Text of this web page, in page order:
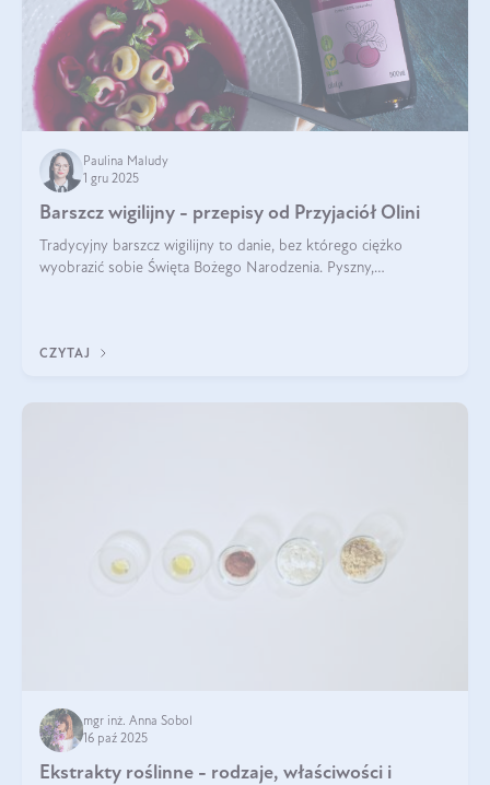
Paulina Maludy
1 gru 2025
Barszcz wigilijny - przepisy od Przyjaciół Olini
Tradycyjny barszcz wigilijny to danie, bez którego ciężko
wyobrazić sobie Święta Bożego Narodzenia. Pyszny,
CZYTAJ
mgr inż. Anna Sobol
16 paź 2025
Ekstrakty roślinne - rodzaje, właściwości i